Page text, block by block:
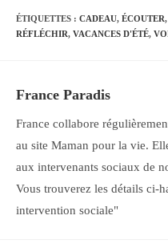
autre
fenêtre
ÉTIQUETTES : CADEAU, ÉCOUTER,
RÉFLÉCHIR, VACANCES D'ÉTÉ,
France Paradis
France collabore
au site Maman pour la vie.
aux intervenants sociaux de
Vous trouverez les détails ci-
intervention sociale"